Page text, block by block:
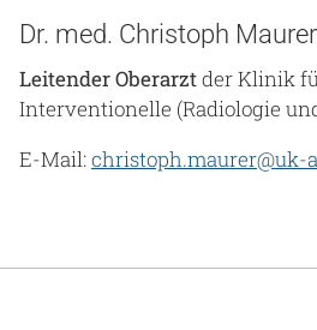
Dr. med. Christoph Maurer
Leitender Oberarztder Klinik
Interventionelle (Radiologie
E-Mail:christoph.maurer@uk-